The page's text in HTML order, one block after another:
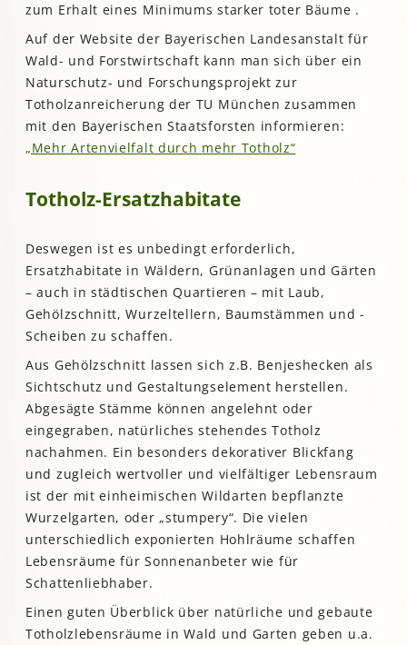
zum Erhalt eines Minimums starker toter Bäume .
Auf der Website der Bayerischen Landesanstalt für
Wald- und Forstwirtschaft kann man sich über ein
Naturschutz- und Forschungsprojekt zur
Totholzanreicherung der TU München zusammen
mit den Bayerischen Staatsforsten informieren:
„Mehr Artenvielfalt durch mehr Totholz“
Totholz-Ersatzhabitate
Deswegen ist es unbedingt erforderlich,
Ersatzhabitate in Wäldern, Grünanlagen und Gärten
– auch in städtischen Quartieren – mit Laub,
Gehölzschnitt, Wurzeltellern, Baumstämmen und -
Scheiben zu schaffen.
Aus Gehölzschnitt lassen sich z.B. Benjeshecken als
Sichtschutz und Gestaltungselement herstellen.
Abgesägte Stämme können angelehnt oder
eingegraben, natürliches stehendes Totholz
nachahmen. Ein besonders dekorativer Blickfang
und zugleich wertvoller und vielfältiger Lebensraum
ist der mit einheimischen Wildarten bepflanzte
Wurzelgarten, oder „stumpery“. Die vielen
unterschiedlich exponierten Hohlräume schaffen
Lebensräume für Sonnenanbeter wie für
Schattenliebhaber.
Einen guten Überblick über natürliche und gebaute
Totholzlebensräume in Wald und Garten geben u.a.